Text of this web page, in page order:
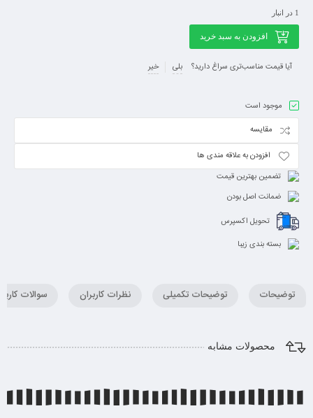
افزودن به سبد خرید
آیا قیمت مناسب‌تری سراغ دارید؟ بلی خیر
موجود است
مقایسه
افزودن به علاقه مندی ها
تضمین بهترین قیمت
ضمانت اصل بودن
تحویل اکسپرس
بسته بندی زیبا
توضیحات توضیحات تکمیلی نظرات کاربران سوالات کاربران
محصولات مشابه